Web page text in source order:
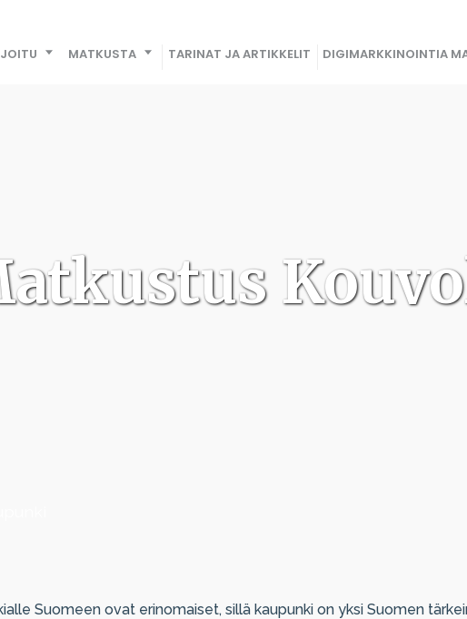
MATKUSTA TARINAT JA ARTIKKELIT DIGIMARKKINOINTIA
Suomeen ovat erinomaiset, sillä kaupunki on yksi Suomen